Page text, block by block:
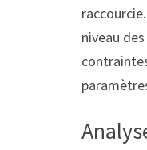
niveau